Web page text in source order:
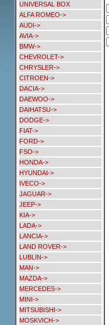
UNIVERSAL BOX
ALFA ROMEO->
AUDI->
AVIA->
BMW->
CHEVROLET->
CHRYSLER->
CITROEN->
DACIA->
DAEWOO->
DAIHATSU->
DODGE->
FIAT->
FORD->
FSO->
HONDA->
HYUNDAI->
IVECO->
JAGUAR->
JEEP->
KIA->
LADA->
LANCIA->
LAND ROVER->
LUBLIN->
MAN->
MAZDA->
MERCEDES->
MINI->
MITSUBISHI->
MOSKVICH->